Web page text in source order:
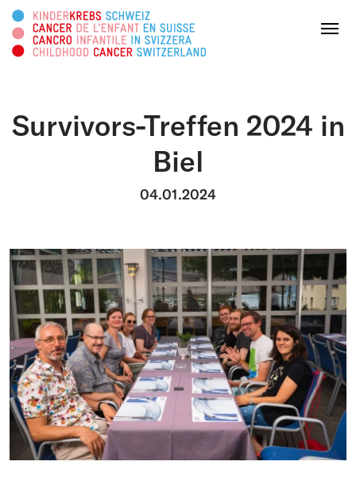
Menu
Survivorship
Information platform
Donations
DONATE
EN DE FR IT
Search this web page
Survivors-Treffen 2024 in
Biel
04.01.2024